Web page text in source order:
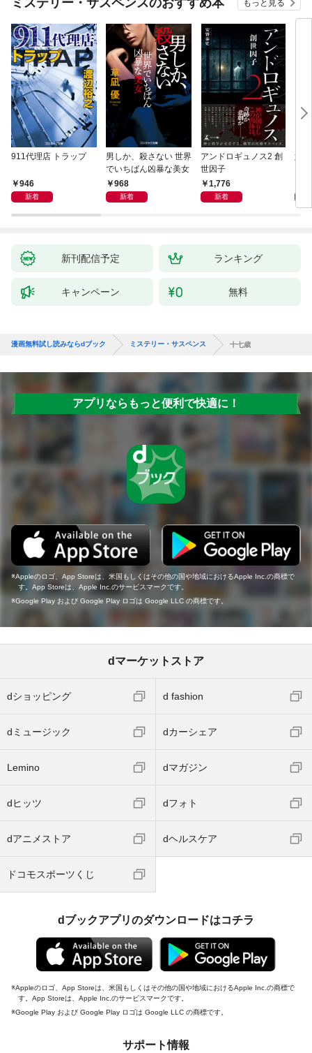
もっと見る
911代理店 トラップ
946
新着
男しか、殺さない 世界
でいちばん凶暴な美女
968
新着
アンドロギュノス2 創
世因子
1,776
新着
姐
新刊配信予定 ランキング
キャンペーン 無料
漫画無料試し読みならdブック ミステリー・サスペンス 十七歳
アプリならもっと便利で快適に！
Appleのロゴ、App Storeは、米国もしくはその他の国や地域におけるApple Inc.の商標で
す。App Storeは、Apple Inc.のサービスマークです。
Google Play および Google Play ロゴは Google LLC の商標です。
dマーケットストア
dショッピング d fashion
dミュージック dカーシェア
Lemino dマガジン
dヒッツ dフォト
dアニメストア dヘルスケア
ドコモスポーツくじ
dブックアプリのダウンロードはコチラ
Appleのロゴ、App Storeは、米国もしくはその他の国や地域におけるApple Inc.の商標で
す。App Storeは、Apple Inc.のサービスマークです。
Google Play および Google Play ロゴは Google LLC の商標です。
サポート情報